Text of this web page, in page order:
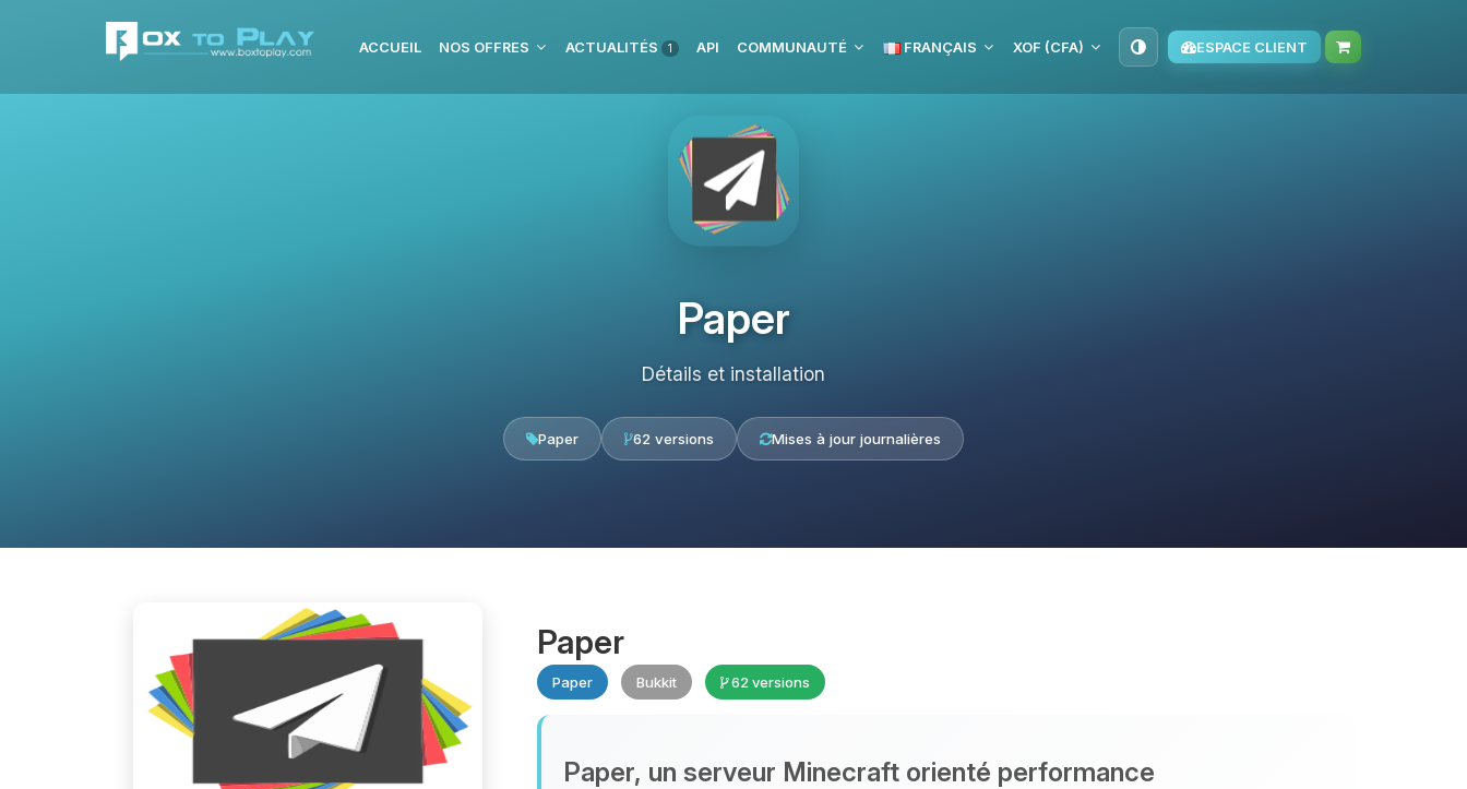
ACCUEIL NOS OFFRES ACTUALITÉS 1 API COMMUNAUTÉ FRANÇAIS XOF (CFA) ESPACE CLIENT
Paper
Détails et installation
Paper 62 versions Mises à jour journalières
Paper
Paper Bukkit 62 versions
Paper, un serveur Minecraft orienté performance